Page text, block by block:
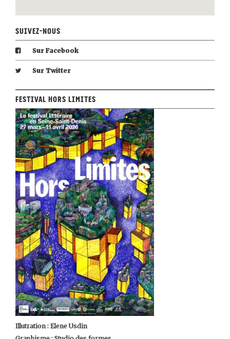
Suivez-nous
Sur Facebook
Sur Twitter
Festival Hors Limites
Illutration : Elene Usdin